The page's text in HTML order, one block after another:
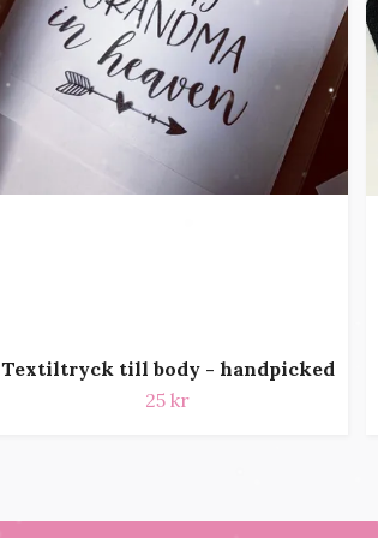
Textiltryck till body - handpicked
25 kr